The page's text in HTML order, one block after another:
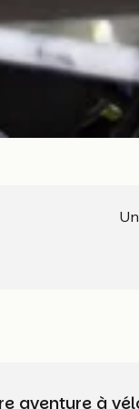
aventure à